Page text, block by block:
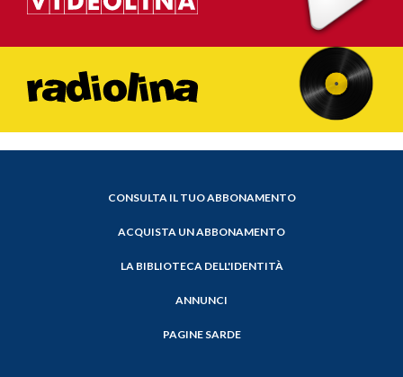
CONSULTA IL TUO ABBONAMENTO
ACQUISTA UN ABBONAMENTO
LA BIBLIOTECA DELL'IDENTITÀ
ANNUNCI
PAGINE SARDE